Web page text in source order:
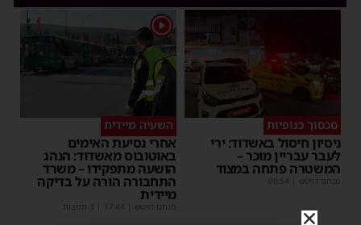
סכסוך כנופיות
ניסיון חיסול באשדוד: ירי
לעבר עבריין מוכר –
המשטרה פתחה במצוד
מנחם דויטש 06:54
1
השעיה מיידית
אחרי נסיעת האימים
באוטובוס מאשדוד: הנהג
הושעה מתפקידו – משרד
התחבורה הורה על בדיקה
מיידית
מנחם דויטש 17:44